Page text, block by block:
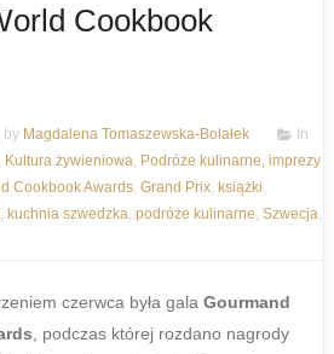
Cookbook
by Magdalena Tomaszewska-Bolałek
In
Kultura żywieniowa, Podróże kulinarne, imprezy
Cookbook Awards, Grand Prix, książki,
, kuchnia szwedzka, podróże kulinarne, Szwecja,
czerwca była gala Gourmand
, podczas której rozdano nagrody